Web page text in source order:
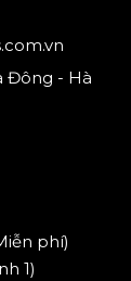
Đông - Hà
phí)
1)